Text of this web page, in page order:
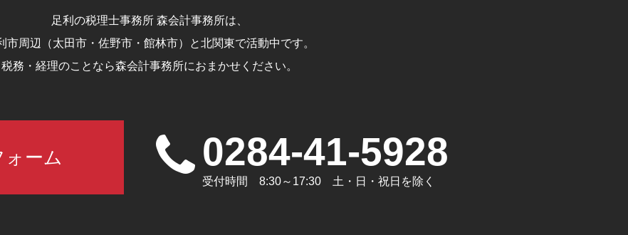
足利の税理士事務所 森会計事務所は、
市周辺（太田市・佐野市・館林市）と北関東で活動中です。
税務・経理のことなら森会計事務所におまかせください。
ーム 0284-41-5928
受付時間 8:30～17:30 土・日・祝日を除く